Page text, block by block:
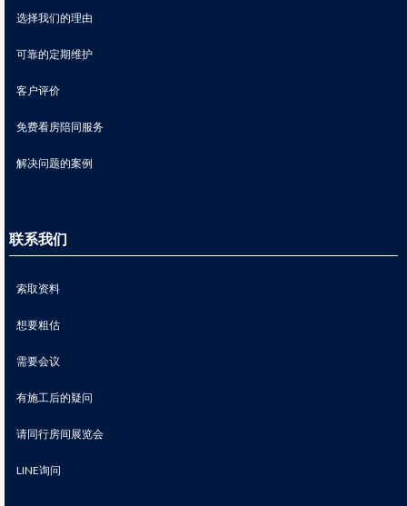
选择我们的理由
可靠的定期维护
客户评价
免费看房陪同服务
解决问题的案例
联系我们
索取资料
想要粗估
需要会议
有施工后的疑问
请同行房间展览会
LINE询问